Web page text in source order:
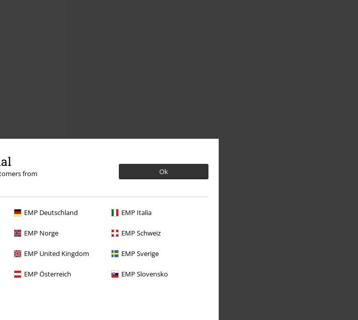
from
Ok
EMP Deutschland EMP Italia
EMP Norge EMP Schweiz
EMP United Kingdom EMP Sverige
EMP Österreich EMP Slovensko